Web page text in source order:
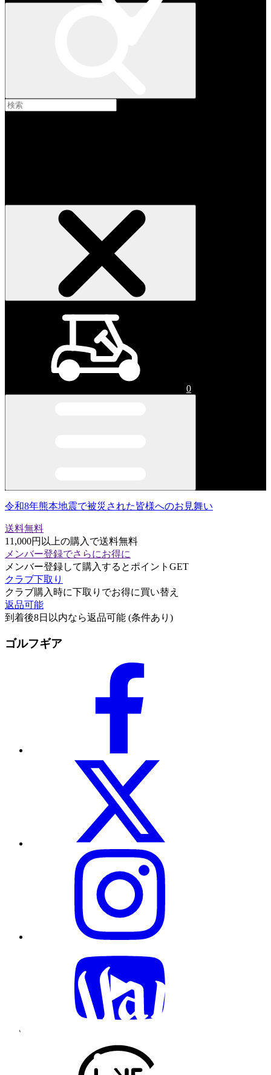
0
令和8年熊本地震で被災された皆様へのお見舞い
送料無料
11,000円以上の購入で送料無料
メンバー登録でさらにお得に
メンバー登録して購入するとポイントGET
クラブ下取り
クラブ購入時に下取りでお得に買い替え
返品可能
到着後8日以内なら返品可能 (条件あり)
ゴルフギア